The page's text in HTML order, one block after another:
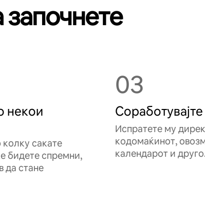
некои
сакате
бидете спремни,
да стане
03
Испратете му
кодомаќинот,
календарот и